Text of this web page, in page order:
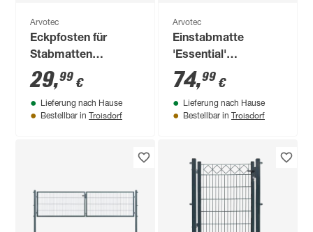
Arvotec
Eckpfosten für
Stabmatten
'Exclusive' anthrazit
6 x 6 x 140 cm
29,99 €
Lieferung nach Hause
Bestellbar in Troisdorf
Arvotec
Einstabmatte
'Essential'
moosgrün 200 x 160
cm, UV- und
witterungsbeständig
74,99 €
Lieferung nach Hause
Bestellbar in Troisdorf